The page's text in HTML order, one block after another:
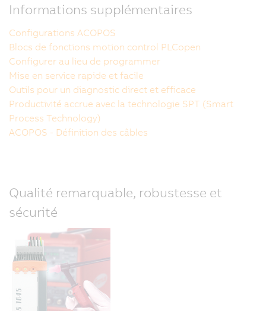
Informations supplémentaires
Configurations ACOPOS
Blocs de fonctions motion control PLCopen
Configurer au lieu de programmer
Mise en service rapide et facile
Outils pour un diagnostic direct et efficace
Productivité accrue avec la technologie SPT (Smart
Process Technology)
ACOPOS - Définition des câbles
Qualité remarquable, robustesse et
sécurité